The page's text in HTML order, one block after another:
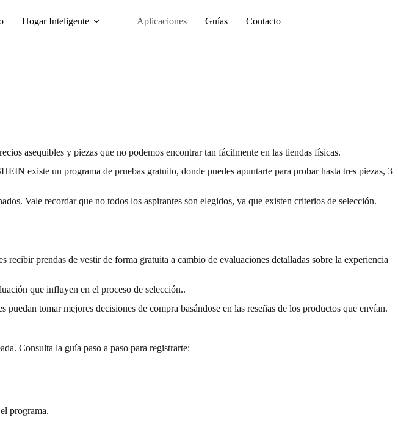
Hogar Inteligente Aplicaciones Guías Contacto
asequibles y piezas que no podemos encontrar tan fácilmente en las tiendas físicas.
existe un programa de pruebas gratuito, donde puedes apuntarte para probar hasta tres piezas, 3
Vale recordar que no todos los aspirantes son elegidos, ya que existen criterios de selección.
prendas de vestir de forma gratuita a cambio de evaluaciones detalladas sobre la experiencia
que influyen en el proceso de selección..
tomar mejores decisiones de compra basándose en las reseñas de los productos que envían.
Consulta la guía paso a paso para registrarte:
programa.